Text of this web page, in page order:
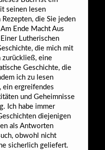
seinen lesen
die Sie jeden
Ende Macht Aus
Lutherischen
die mich mit
zurückließ, eine
Geschichte, die
ich zu lesen
ein ergreifendes
und Geheimnisse
Ich habe immer
diejenigen
als Antworten
obwohl nicht
sicherlich geliefert.